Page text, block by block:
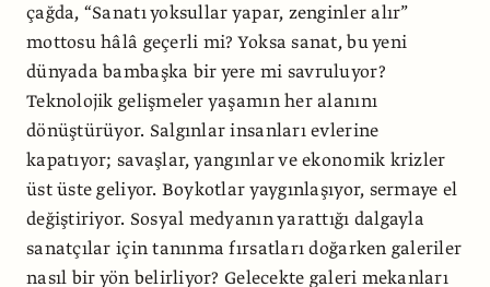
çağda, “Sanatı yoksullar yapar, zenginler alır”
mottosu hâlâ geçerli mi? Yoksa sanat, bu yeni
dünyada bambaşka bir yere mi savruluyor?
Teknolojik gelişmeler yaşamın her alanını
dönüştürüyor. Salgınlar insanları evlerine
kapatıyor; savaşlar, yangınlar ve ekonomik krizler
üst üste geliyor. Boykotlar yaygınlaşıyor, sermaye el
değiştiriyor. Sosyal medyanın yarattığı dalgayla
sanatçılar için tanınma fırsatları doğarken galeriler
nasıl bir yön belirliyor? Gelecekte galeri mekanları